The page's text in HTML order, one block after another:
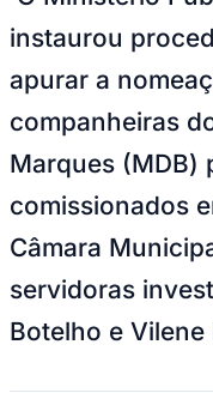
instaurou
apurar a
companheiras
Marques (MDB)
comissionados
Câmara
servidoras
Botelho e Vilene